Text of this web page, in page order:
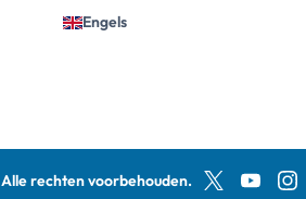
Engels
Alle rechten voorbehouden.